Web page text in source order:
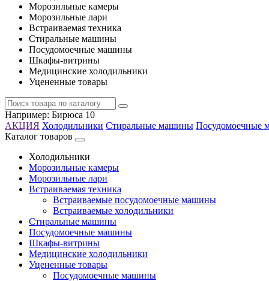
Морозильные камеры
Морозильные лари
Встраиваемая техника
Стиральные машины
Посудомоечные машины
Шкафы-витрины
Медицинские холодильники
Уцененные товары
Например: Бирюса 10
АКЦИЯ Холодильники Стиральные машины Посудомоечные
Каталог товаров
Холодильники
Морозильные камеры
Морозильные лари
Встраиваемая техника
Встраиваемые посудомоечные машины
Встраиваемые холодильники
Стиральные машины
Посудомоечные машины
Шкафы-витрины
Медицинские холодильники
Уцененные товары
Посудомоечные машины